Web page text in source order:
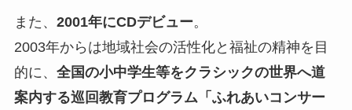
また、 2001年にCDデビュー。
2003年からは地域社会の活性化と福祉の精神を目
的に、 全国の小中学生等をクラシックの世界へ道
案内する巡回教育プログラム「ふれあいコンサー